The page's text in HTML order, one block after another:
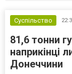
Суспільство
81,6 тонни
наприкінці
Донеччини